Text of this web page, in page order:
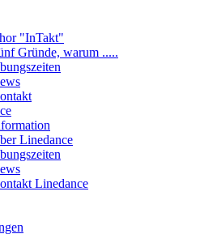
"InTakt"
Gründe, warum .....
Linedance
Linedance